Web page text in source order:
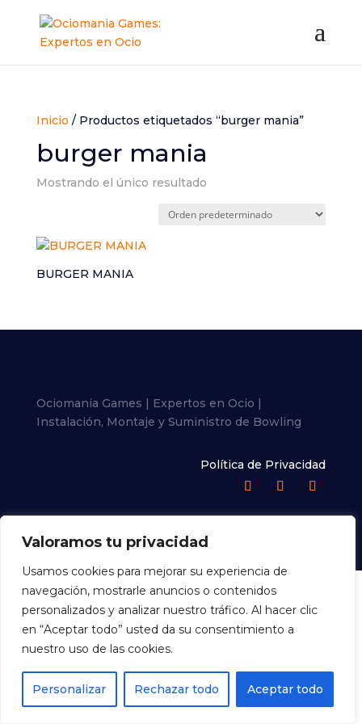
Valoramos tu privacidad
Usamos cookies para mejorar su experiencia de
navegación, mostrarle anuncios o contenidos
personalizados y analizar nuestro tráfico. Al hacer clic
en “Aceptar todo” usted da su consentimiento a
nuestro uso de las cookies.
Personalizar Rechazar todo Aceptar todo
Inicio / Productos etiquetados “burger mania”
burger mania
Mostrando el único resultado
BURGER MANIA
Ociomania Games | Expertos en Ocio |
Instalación, Montaje y Suministro de Bowling
Política de Privacidad